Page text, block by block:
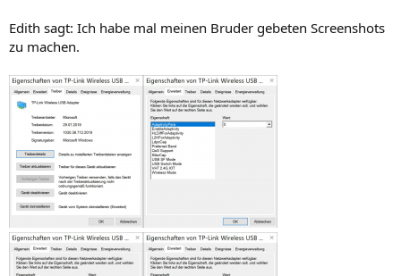
Edith sagt: Ich habe mal meinen Bruder gebeten Screenshots
zu machen.